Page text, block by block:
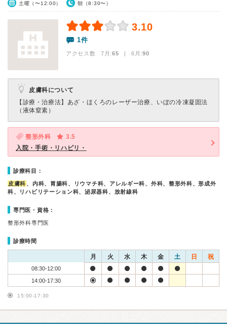
土曜（〜12:00） 朝（8:30〜）
3.10
1件
アクセス数 7月:65 | 6月:90
皮膚科について
【診療・治療法】 あざ・ほくろのレーザー治療、いぼの冷凍凝固法
（液体窒素）
整形外科
3.5
入院・手術・リハビリ・
診療科目：
皮膚科 、内科、胃腸科、リウマチ科、アレルギー科、外科、整形外科、形成外
科、リハビリテーション科、泌尿器科、放射線科
専門医・資格：
整形外科専門医
診療時間
月 火 水 木 金 土 日 祝
08:30-12:00
14:00-17:30
15:00-17:30